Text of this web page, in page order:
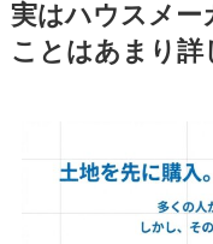
実はハウスメー
ことはあまり詳